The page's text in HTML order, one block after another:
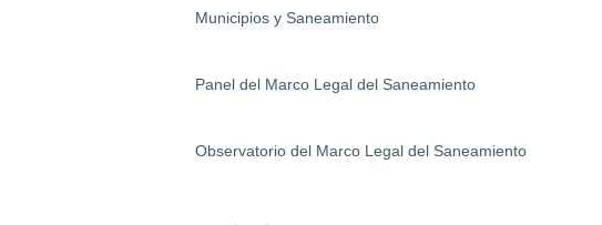
Municipios y Saneamiento
Panel del Marco Legal del Saneamiento
Observatorio del Marco Legal del Saneamiento